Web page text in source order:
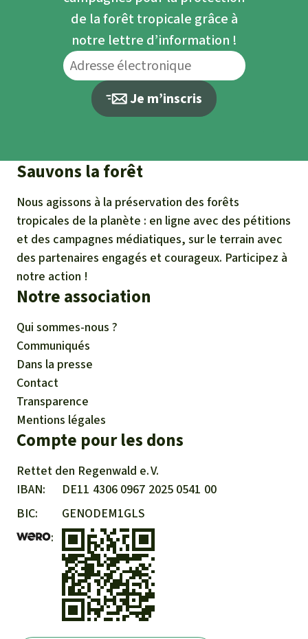
de la forêt tropicale grâce à
notre lettre d’information !
Je m’inscris
Sauvons la forêt
Nous agissons à la préservation des forêts
tropicales de la planète : en ligne avec des pétitions
et des campagnes médiatiques, sur le terrain avec
des partenaires engagés et courageux. Participez à
notre action !
Notre association
Qui sommes-nous ?
Communiqués
Dans la presse
Contact
Transparence
Mentions légales
Compte pour les dons
Rettet den Regenwald e. V.
IBAN
DE11 4306 0967 2025 0541 00
BIC
GENODEM1GLS